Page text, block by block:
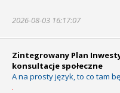
2026-08-03 16:17:07
Zintegrowany Plan
konsultacje społeczne
A na prosty język, to co tam
.